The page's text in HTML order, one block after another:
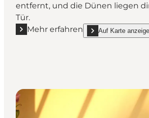
entfernt, und die Dünen liegen
Tür.
Mehr erfahren
Mehr erfahren "Hotel Tannishus,
Auf Karte
show Hotel